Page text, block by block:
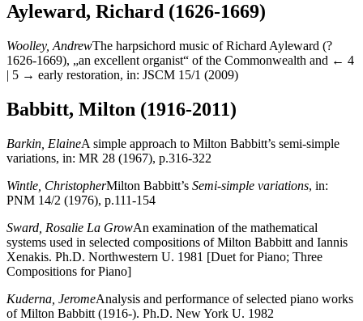
Ayleward, Richard (1626-1669)
Woolley, AndrewThe harpsichord music of Richard Ayleward (?
1626-1669), „an excellent organist“ of the Commonwealth and ← 4
| 5 → early restoration, in: JSCM 15/1 (2009)
Babbitt, Milton (1916-2011)
Barkin, ElaineA simple approach to Milton Babbitt’s semi-simple
variations, in: MR 28 (1967), p.316-322
Wintle, ChristopherMilton Babbitt’s Semi-simple variations, in:
PNM 14/2 (1976), p.111-154
Sward, Rosalie La GrowAn examination of the mathematical
systems used in selected compositions of Milton Babbitt and Iannis
Xenakis. Ph.D. Northwestern U. 1981 [Duet for Piano; Three
Compositions for Piano]
Kuderna, JeromeAnalysis and performance of selected piano works
of Milton Babbitt (1916-). Ph.D. New York U. 1982